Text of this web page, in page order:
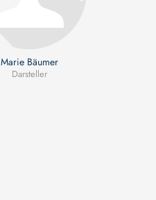
Marie Bäumer
Darsteller